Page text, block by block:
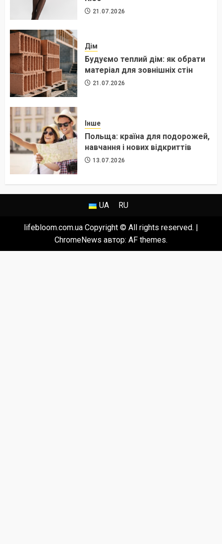
21.07.2026
Дім
Будуємо теплий дім: як обрати
матеріал для зовнішніх стін
21.07.2026
Інше
Польща: країна для подорожей,
навчання і нових відкриттів
13.07.2026
UA RU
lifebloom.com.ua Copyright © All rights reserved.
ChromeNews автор: AF themes.